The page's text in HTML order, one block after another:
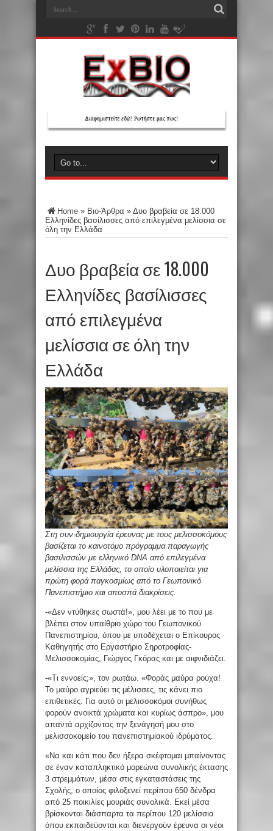
Home » Βιο-Άρθρα » Δυο βραβεία σε 18.000
Ελληνίδες βασίλισσες από επιλεγμένα μελίσσια σε
όλη την Ελλάδα
Δυο βραβεία σε 18.000
Ελληνίδες βασίλισσες
από επιλεγμένα
μελίσσια σε όλη την
Ελλάδα
Στη συν-δημιουργία έρευνας με τους μελισσοκόμους
βασίζεται το καινοτόμο πρόγραμμα παραγωγής
βασιλισσών με ελληνικό DNA από επιλεγμένα
μελίσσια της Ελλάδας, το οποίο υλοποιείται για
πρώτη φορά παγκοσμίως από το Γεωπονικό
Πανεπιστήμιο και αποσπά διακρίσεις.
-«Δεν ντύθηκες σωστά!», μου λέει με το που με
βλέπει στον υπαίθριο χώρο του Γεωπονικού
Πανεπιστημίου, όπου με υποδέχεται ο Επίκουρος
Καθηγητής στο Εργαστήριο Σηροτροφίας-
Μελισσοκομίας, Γιώργος Γκόρας και με αιφνιδιάζει.
-«Τι εννοείς;», τον ρωτάω. «Φοράς μαύρα ρούχα!
Το μαύρο αγριεύει τις μέλισσες, τις κάνει πιο
επιθετικές. Για αυτό οι μελισσοκόμοι συνήθως
φορούν ανοικτά χρώματα και κυρίως άσπρο», μου
απαντά αρχίζοντας την ξενάγησή μου στο
μελισσοκομείο του πανεπιστημιακού ιδρύματος.
«Να και κάτι που δεν ήξερα σκέφτομαι μπαίνοντας
σε έναν καταπληκτικό μορεώνα συνολικής έκτασης
3 στρεμμάτων, μέσα στις εγκαταστάσεις της
Σχολής, ο οποίος φιλοξενεί περίπου 650 δένδρα
από 25 ποικιλίες μουριάς συνολικά. Εκεί μέσα
βρίσκονται διάσπαρτα τα περίπου 120 μελίσσια
όπου εκπαιδεύονται και διενεργούν έρευνα οι νέοι